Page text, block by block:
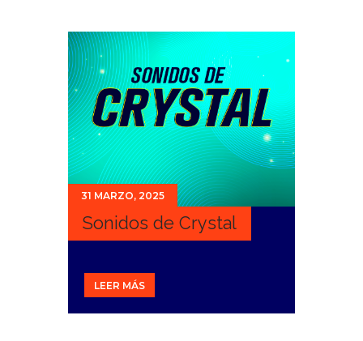
31 MARZO, 2025
Sonidos de Crystal
LEER MÁS